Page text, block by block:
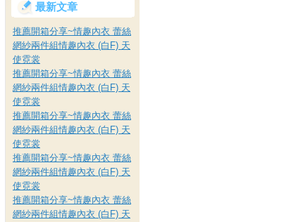
最新文章
推薦開箱分享~情趣內衣 蕾絲
網紗兩件組情趣內衣 (白F) 天
使霓裳
推薦開箱分享~情趣內衣 蕾絲
網紗兩件組情趣內衣 (白F) 天
使霓裳
推薦開箱分享~情趣內衣 蕾絲
網紗兩件組情趣內衣 (白F) 天
使霓裳
推薦開箱分享~情趣內衣 蕾絲
網紗兩件組情趣內衣 (白F) 天
使霓裳
推薦開箱分享~情趣內衣 蕾絲
網紗兩件組情趣內衣 (白F) 天